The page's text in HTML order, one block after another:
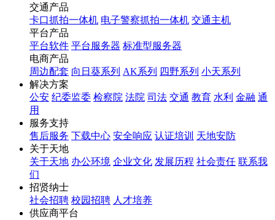
交通产品
卡口抓拍一体机 电子警察抓拍一体机 交通主机
平台产品
平台软件 平台服务器 标准型服务器
电商产品
周边配套 向日葵系列 AK系列 四野系列 小天系列
解决方案
公安 纪委监委 检察院 法院 司法 交通 教育 水利 金融 通
用
服务支持
售后服务 下载中心 安全响应 认证培训 天地安防
关于天地
关于天地 办公环境 企业文化 发展历程 社会责任 联系我
们
招贤纳士
社会招聘 校园招聘 人才培养
供应商平台